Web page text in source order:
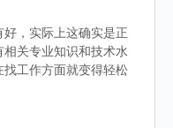
，实际上这确实是正
关专业知识和技术水
工作方面就变得轻松